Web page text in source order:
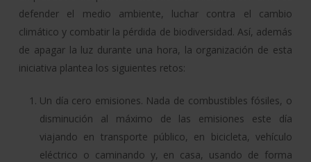
defender el medio ambiente, luchar contra el cambio
climático y combatir la pérdida de biodiversidad. Así, además
de apagar la luz durante una hora, la organización de esta
iniciativa plantea los siguientes retos:
Un día cero emisiones. Nada de combustibles fósiles, o
disminución al máximo de las emisiones este día
viajando en transporte público, en bicicleta, vehículo
eléctrico o caminando y, en casa, usando de forma